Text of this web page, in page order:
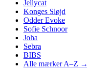
Jellycat
Konges Sløjd
Odder Evoke
Sofie Schnoor
Joha
Sebra
BIBS
Alle mærker A–Z →